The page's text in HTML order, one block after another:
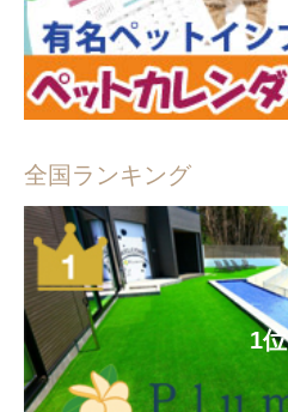
全国ランキング
1位